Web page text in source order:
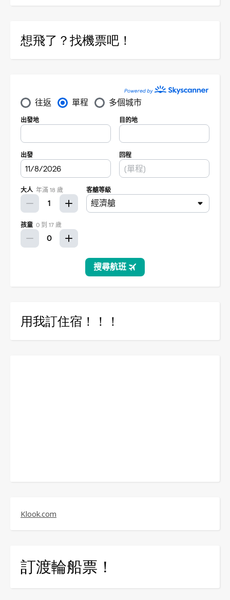
想飛了？找機票吧！
用我訂住宿！！！
Klook.com
訂渡輪船票！